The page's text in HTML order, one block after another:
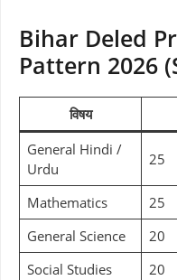
Bihar Deled
Pattern 2026
विषय
General Hindi /
Urdu
25
Mathematics 25
General Science
20
Social Studies
20